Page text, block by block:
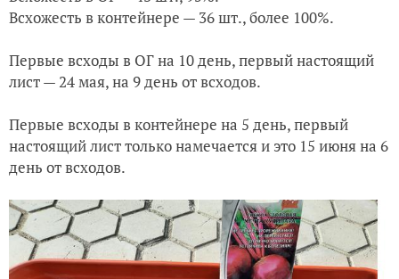
Всхожесть в контейнере — 36 шт., более 100%.
Первые всходы в ОГ на 10 день, первый настоящий
лист — 24 мая, на 9 день от всходов.
Первые всходы в контейнере на 5 день, первый
настоящий лист только намечается и это 15 июня на 6
день от всходов.